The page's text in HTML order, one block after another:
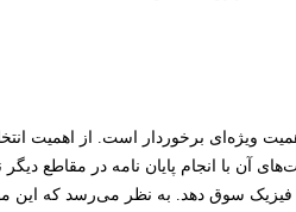
ویژه‌ای برخوردار است. از اهمیت
آن با انجام پایان نامه در مقاطع
فیزیک سوق دهد. به نظر می‌رسد که این